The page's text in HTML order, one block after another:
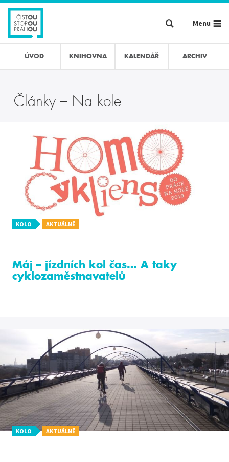
Přejít
hlavnímu
obsahu
Menu
ÚVOD KNIHOVNA KALENDÁŘ ARCHIV
Články – Na kole
KOLO AKTUÁLNĚ
Máj – jízdních kol čas… A taky
cyklozaměstnavatelů
KOLO AKTUÁLNĚ